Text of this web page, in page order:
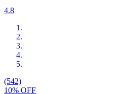
4.8
(542)
10% OFF